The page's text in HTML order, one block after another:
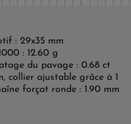
: 29x35 mm
: 12.60 g
du pavage : 0.68 ct
collier ajustable grâce à 1
forçat ronde : 1.90 mm